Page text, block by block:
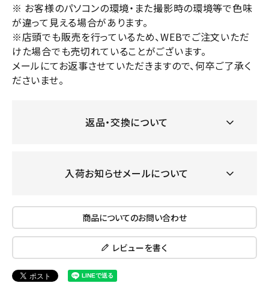
※ お客様のパソコンの環境・また撮影時の環境等で色味
が違って見える場合があります。
※店頭でも販売を行っているため、WEBでご注文いただ
けた場合でも売切れていることがございます。
メールにてお返事させていただきますので、何卒ご了承く
ださいませ。
返品・交換について
入荷お知らせメールについて
商品についてのお問い合わせ
レビューを書く